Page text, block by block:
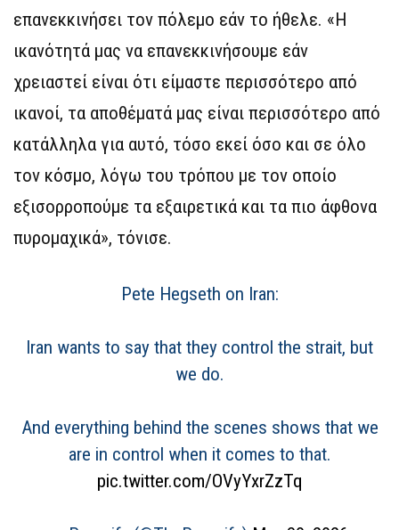
επανεκκινήσει τον πόλεμο εάν το ήθελε. «Η
ικανότητά μας να επανεκκινήσουμε εάν
χρειαστεί είναι ότι είμαστε περισσότερο από
ικανοί, τα αποθέματά μας είναι περισσότερο από
κατάλληλα για αυτό, τόσο εκεί όσο και σε όλο
τον κόσμο, λόγω του τρόπου με τον οποίο
εξισορροπούμε τα εξαιρετικά και τα πιο άφθονα
πυρομαχικά», τόνισε.
Pete Hegseth on Iran:
Iran wants to say that they control the strait, but
we do.
And everything behind the scenes shows that we
are in control when it comes to that.
pic.twitter.com/OVyYxrZzTq